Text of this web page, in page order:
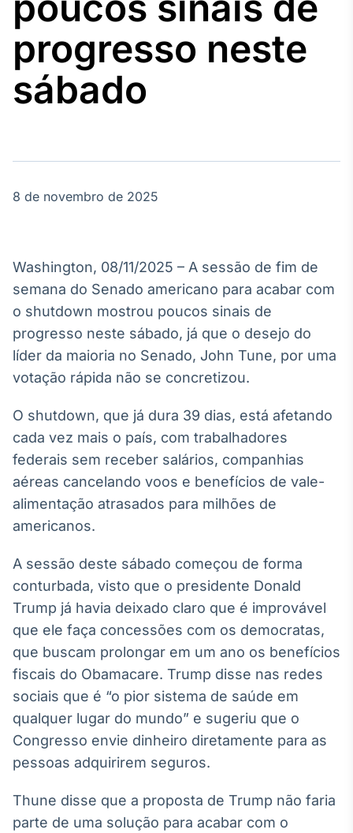
Agro
Tudo sobre o
agronegócio
O setor de
energia elétrica
no Brasil
Broadcast
White Label
conteúdos
personalizados
Soluções de Dados
e Conteúdos
Broadcast
OTC
Datafeed
APIs para
integração de
conteúdos e
dados
Broadcast
Ticker
headlines de
progresso neste
sábado
8 de novembro de 2025
Washington, 08/11/2025 – A sessão de fim de
semana do Senado americano para acabar com
o shutdown mostrou poucos sinais de
progresso neste sábado, já que o desejo do
líder da maioria no Senado, John Tune, por uma
votação rápida não se concretizou.
O shutdown, que já dura 39 dias, está afetando
cada vez mais o país, com trabalhadores
federais sem receber salários, companhias
aéreas cancelando voos e benefícios de vale-
alimentação atrasados para milhões de
americanos.
A sessão deste sábado começou de forma
conturbada, visto que o presidente Donald
Trump já havia deixado claro que é improvável
que ele faça concessões com os democratas,
que buscam prolongar em um ano os benefícios
fiscais do Obamacare. Trump disse nas redes
sociais que é “o pior sistema de saúde em
qualquer lugar do mundo” e sugeriu que o
Congresso envie dinheiro diretamente para as
pessoas adquirirem seguros.
Thune disse que a proposta de Trump não faria
parte de uma solução para acabar com o